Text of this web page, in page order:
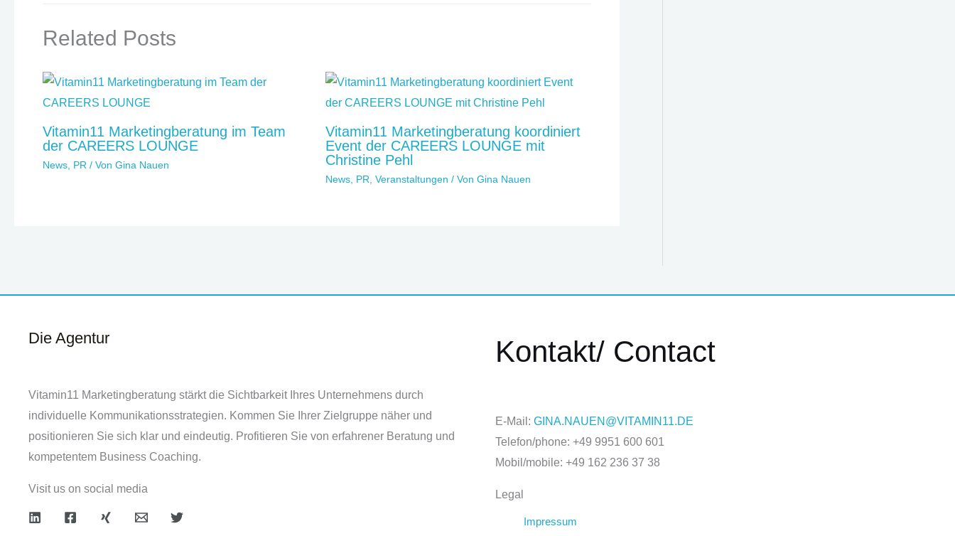
Related Posts
Vitamin11 Marketingberatung im Team
der CAREERS LOUNGE
News PR / Von Gina Nauen
Vitamin11 Marketingberatung koordiniert
Event der CAREERS LOUNGE mit
Christine Pehl
News PR ,Veranstaltungen / VonGina Nauen
Die Agentur
Vitamin11 Marketingberatung stärkt die Sichtbarkeit Ihres Unternehmens durch
individuelle Kommunikationsstrategien. Kommen Sie Ihrer Zielgruppe näher und
positionieren Sie sich klar und eindeutig. Profitieren Sie von erfahrener Beratung und
kompetentem Business Coaching.
Visit us on social media
Kontakt/ Contact
E-Mail: GINA.NAUEN@VITAMIN11.DE
Telefon/phone: +49 9951 600 601
Mobil/mobile: +49 162 236 37 38
Legal
Impressum